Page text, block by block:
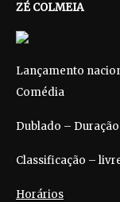
ZÉ COLMEIA
Lançamento
Comédia
Dublado –
Classificação –
Horários